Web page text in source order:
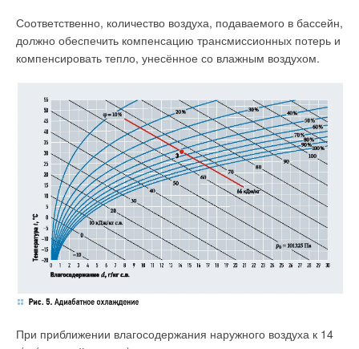
Соответственно, количество воздуха, подаваемого в бассейн,
должно обеспечить компенсацию трансмиссионных потерь и
компенсировать тепло, унесённое со влажным воздухом.
При приближении влагосодержания наружного воздуха к 14
Добавить комментарий
Ваше имя *
Ваш E-mail *
Текст комментария